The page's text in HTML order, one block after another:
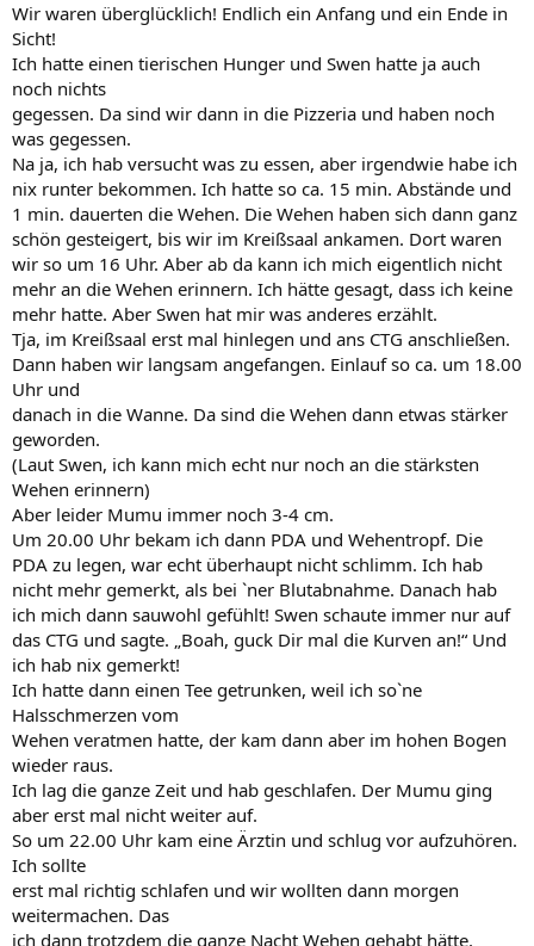
Wir waren überglücklich! Endlich ein Anfang und ein Ende in
Sicht!
Ich hatte einen tierischen Hunger und Swen hatte ja auch
noch nichts
gegessen. Da sind wir dann in die Pizzeria und haben noch
was gegessen.
Na ja, ich hab versucht was zu essen, aber irgendwie habe ich
nix runter bekommen. Ich hatte so ca. 15 min. Abstände und
1 min. dauerten die Wehen. Die Wehen haben sich dann ganz
schön gesteigert, bis wir im Kreißsaal ankamen. Dort waren
wir so um 16 Uhr. Aber ab da kann ich mich eigentlich nicht
mehr an die Wehen erinnern. Ich hätte gesagt, dass ich keine
mehr hatte. Aber Swen hat mir was anderes erzählt.
Tja, im Kreißsaal erst mal hinlegen und ans CTG anschließen.
Dann haben wir langsam angefangen. Einlauf so ca. um 18.00
Uhr und
danach in die Wanne. Da sind die Wehen dann etwas stärker
geworden.
(Laut Swen, ich kann mich echt nur noch an die stärksten
Wehen erinnern)
Aber leider Mumu immer noch 3-4 cm.
Um 20.00 Uhr bekam ich dann PDA und Wehentropf. Die
PDA zu legen, war echt überhaupt nicht schlimm. Ich hab
nicht mehr gemerkt, als bei `ner Blutabnahme. Danach hab
ich mich dann sauwohl gefühlt! Swen schaute immer nur auf
das CTG und sagte. „Boah, guck Dir mal die Kurven an!“ Und
ich hab nix gemerkt!
Ich hatte dann einen Tee getrunken, weil ich so`ne
Halsschmerzen vom
Wehen veratmen hatte, der kam dann aber im hohen Bogen
wieder raus.
Ich lag die ganze Zeit und hab geschlafen. Der Mumu ging
aber erst mal nicht weiter auf.
So um 22.00 Uhr kam eine Ärztin und schlug vor aufzuhören.
Ich sollte
erst mal richtig schlafen und wir wollten dann morgen
weitermachen. Das
ich dann trotzdem die ganze Nacht Wehen gehabt hätte,